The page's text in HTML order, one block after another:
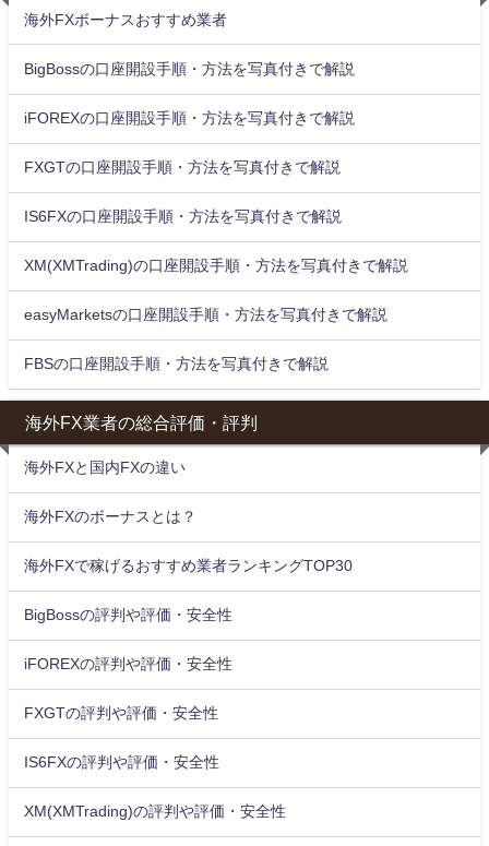
海外FXボーナスおすすめ業者
BigBossの口座開設手順・方法を写真付きで解説
iFOREXの口座開設手順・方法を写真付きで解説
FXGTの口座開設手順・方法を写真付きで解説
IS6FXの口座開設手順・方法を写真付きで解説
XM(XMTrading)の口座開設手順・方法を写真付きで解説
easyMarketsの口座開設手順・方法を写真付きで解説
FBSの口座開設手順・方法を写真付きで解説
海外FX業者の総合評価・評判
海外FXと国内FXの違い
海外FXのボーナスとは？
海外FXで稼げるおすすめ業者ランキングTOP30
BigBossの評判や評価・安全性
iFOREXの評判や評価・安全性
FXGTの評判や評価・安全性
IS6FXの評判や評価・安全性
XM(XMTrading)の評判や評価・安全性